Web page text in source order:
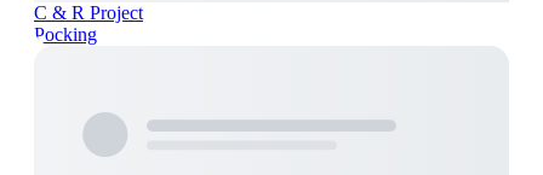
C & R Project
Pocking